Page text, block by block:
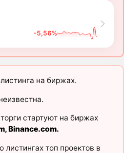
-5,56%
на биржах.
стартуют на биржах
,Binance.com.
топ проектов в